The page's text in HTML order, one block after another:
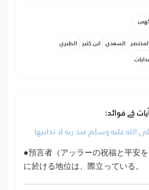
السعدي ابن كثير الطبري
کے فوائد:
الله عليه وسلم عند ربه لا تدانيها
●預言者（アッラーの祝福と平安
に於ける地位は、際立っている。